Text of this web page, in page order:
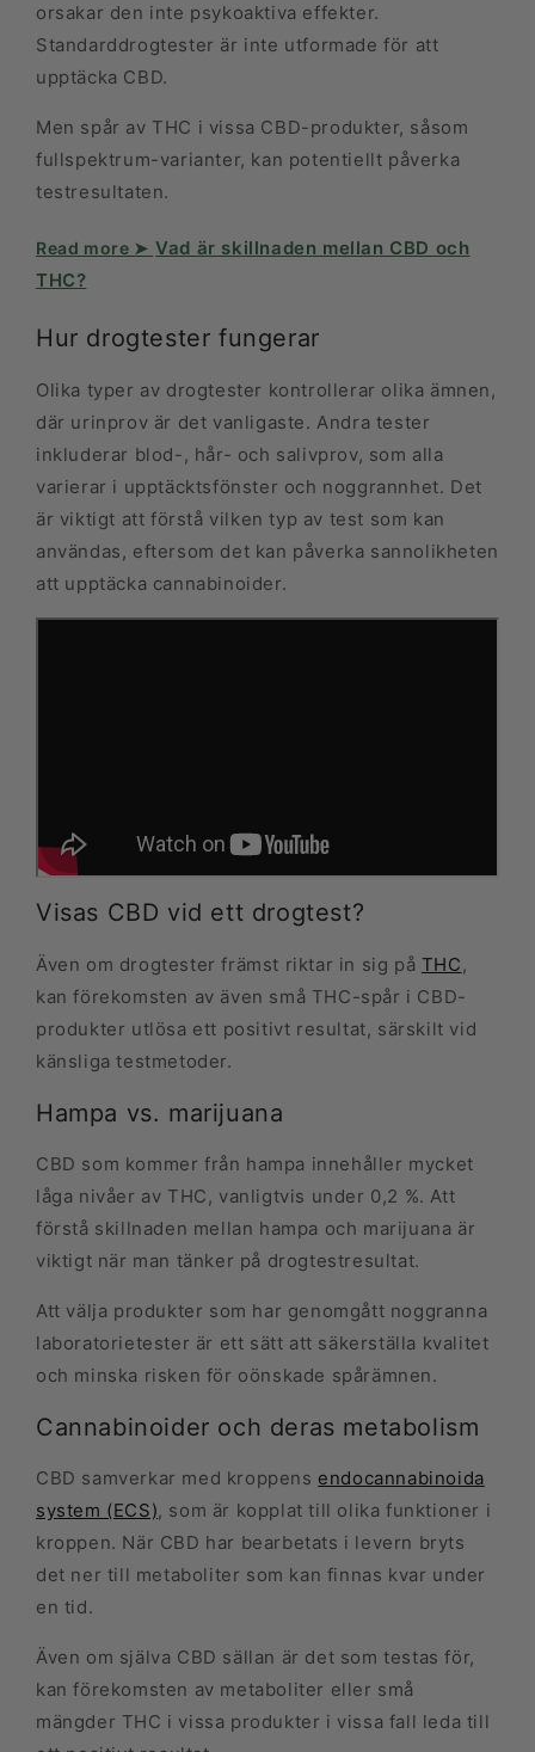
orsakar den inte psykoaktiva effekter.
Standarddrogtester är inte utformade för att
upptäcka CBD.
Men spår av THC i vissa CBD-produkter, såsom
fullspektrum-varianter, kan potentiellt påverka
testresultaten.
Vad är skillnaden mellan CBD och
THC?
Hur drogtester fungerar
Olika typer av drogtester kontrollerar olika ämnen,
där urinprov är det vanligaste. Andra tester
inkluderar blod-, hår- och salivprov, som alla
varierar i upptäcktsfönster och noggrannhet. Det
är viktigt att förstå vilken typ av test som kan
användas, eftersom det kan påverka sannolikheten
att upptäcka cannabinoider.
Visas CBD vid ett drogtest?
Även om drogtester främst riktar in sig på THC,
kan förekomsten av även små THC-spår i CBD-
produkter utlösa ett positivt resultat, särskilt vid
känsliga testmetoder.
Hampa vs. marijuana
CBD som kommer från hampa innehåller mycket
låga nivåer av THC, vanligtvis under 0,2 %. Att
förstå skillnaden mellan hampa och marijuana är
viktigt när man tänker på drogtestresultat.
Att välja produkter som har genomgått noggranna
laboratorietester är ett sätt att säkerställa kvalitet
och minska risken för oönskade spårämnen.
Cannabinoider och deras metabolism
CBD samverkar med kroppens endocannabinoida
system (ECS), som är kopplat till olika funktioner i
kroppen. När CBD har bearbetats i levern bryts
det ner till metaboliter som kan finnas kvar under
en tid.
Även om själva CBD sällan är det som testas för,
kan förekomsten av metaboliter eller små
mängder THC i vissa produkter i vissa fall leda till